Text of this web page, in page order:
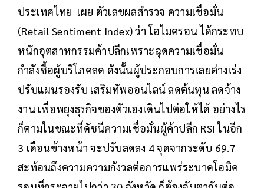
ประเทศไทย เผย ตัวเลขผลสำรวจ ความเชื่อมั่น
(Retail Sentiment Index) ว่า โอไมครอน ได้กระทบ
หนักอุตสาหกรรมค้าปลีกเพราะฉุดความเชื่อมั่น
กำลังซื้อผู้บริโภคลด ดังนั้นผู้ประกอบการเลยต่างเร่ง
ปรับแผนรองรับ เสริมทัพออนไลน์ ลดต้นทุน ลดจ้าง
งาน เพื่อพยุงธุรกิจของตัวเองเดินไปต่อให้ได้ อย่างไร
ก็ตามในขณะที่ดัชนีความเชื่อมั่นผู้ค้าปลีก RSI ในอีก
3 เดือนข้างหน้า จะปรับลดลง 4 จุดจากระดับ 69.7
สะท้อนถึงความความกังวลต่อการแพร่ระบาดโอมิค